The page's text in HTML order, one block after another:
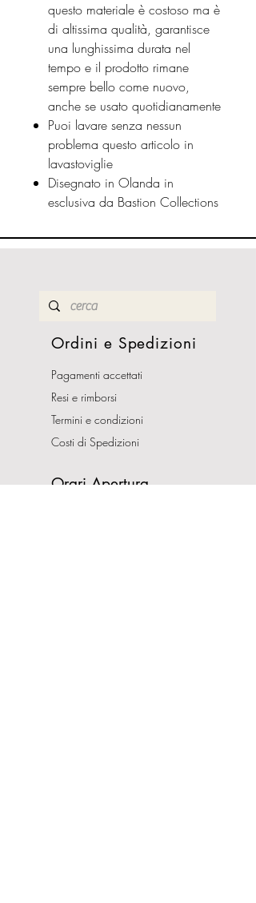
questo materiale è costoso ma è
di altissima qualità, garantisce
una lunghissima durata nel
tempo e il prodotto rimane
sempre bello come nuovo,
anche se usato quotidianamente
Puoi lavare senza nessun
problema questo articolo in
lavastoviglie
Disegnato in Olanda in
esclusiva da Bastion Collections
Ordini e Spedizioni
Pagamenti accettati
Resi e rimborsi
Termini e condizioni
Costi di Spedizioni
Orari Apertura